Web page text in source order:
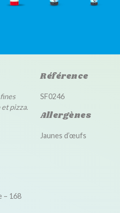
pizza.
– 168
Référence
SF0246
Allergènes
Jaunes d’œufs